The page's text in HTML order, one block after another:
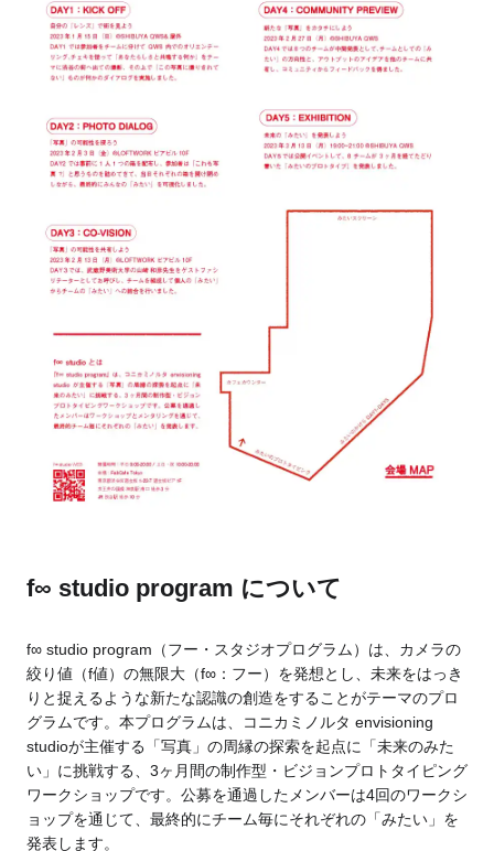
f∞ studio program について
f∞ studio program（フー・スタジオプログラム）は、カメラの
絞り値（f値）の無限大（f∞：フー）を発想とし、未来をはっき
りと捉えるような新たな認識の創造をすることがテーマのプロ
グラムです。 本プログラムは、コニカミノルタ envisioning
studioが主催する「写真」の周縁の探索を起点に「未来のみた
い」に挑戦する、3ヶ月間の制作型・ビジョンプロトタイピング
ワークショップです。公募を通過したメンバーは4回のワークシ
ョップを通じて、最終的にチーム毎にそれぞれの「みたい」を
発表します。